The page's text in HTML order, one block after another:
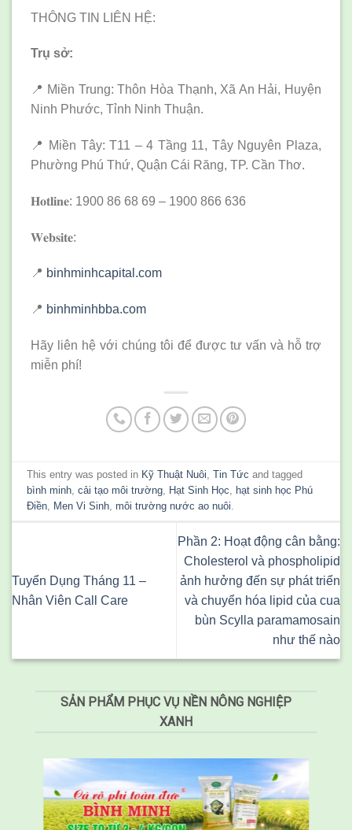
THÔNG TIN LIÊN HỆ:
Trụ sở:
📍 Miền Trung: Thôn Hòa Thạnh, Xã An Hải, Huyện
Ninh Phước, Tỉnh Ninh Thuận.
📍 Miền Tây: T11 – 4 Tầng 11, Tây Nguyên Plaza,
Phường Phú Thứ, Quận Cái Răng, TP. Cần Thơ.
𝐇𝐨𝐭𝐥𝐢𝐧𝐞: 1900 86 68 69 – 1900 866 636
𝐖𝐞𝐛𝐬𝐢𝐭𝐞:
📍 binhminhcapital.com
📍 binhminhbba.com
Hãy liên hệ với chúng tôi để được tư vấn và hỗ trợ
miễn phí!
This entry was posted in Kỹ Thuật Nuôi,Tin Tức and tagged
bình minh,cải tạo môi trường, Hạt Sinh Học, hạt sinh học Phú
Điền, Men Vi Sinh,môi trường nước ao nuôi.
Tuyển Dụng Tháng 11 –
Nhân Viên Call Care
Phần 2: Hoạt động cân bằng:
Cholesterol và phospholipid
ảnh hưởng đến sự phát triển
và chuyển hóa lipid của cua
bùn Scylla paramamosain
như thế nào
SẢN PHẨM PHỤC VỤ NỀN NÔNG NGHIỆP
XANH